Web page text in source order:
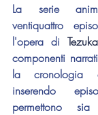
La serie
ventiquattro
l'opera di Tezuka
componenti
la cronologia
inserendo
permettono